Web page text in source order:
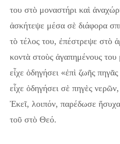
του στὸ μοναστήρι καὶ
ἀσκήτεψε μέσα σὲ διάφορα
τὸ τέλος του, ἐπέστρεψε στὸ
κοντὰ στοὺς ἀγαπημένους του
εἶχε ὁδηγήσει «ἐπὶ ζωῆς
εἶχε ὁδηγήσει σὲ πηγὲς
Ἐκεῖ, λοιπόν, παρέδωσε
τοῦ στὸ Θεό.